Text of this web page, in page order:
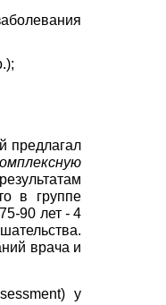
предлагал
в группе
-90 лет -4
врача и
)у